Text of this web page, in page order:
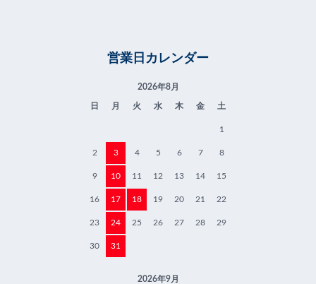
営業日カレンダー
2026年8月
日 月 火 水 木 金 土
1
2 3 4 5 6 7 8
9 10 11 12 13 14 15
16 17 18 19 20 21 22
23 24 25 26 27 28 29
30 31
2026年9月